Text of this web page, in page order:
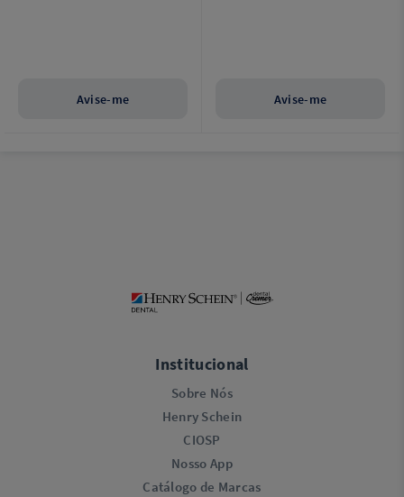
Avise-me Avise-me
Institucional
Sobre Nós
Henry Schein
CIOSP
Nosso App
Catálogo de Marcas